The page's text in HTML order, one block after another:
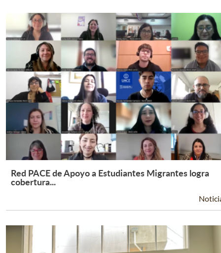
Leer Más +
Red PACE de Apoyo a Estudiantes Migrantes logra
cobertura...